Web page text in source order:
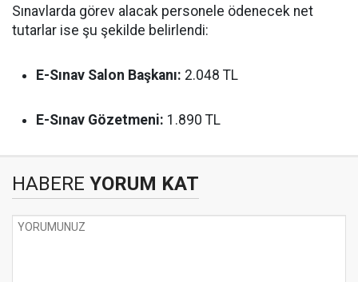
Sınavlarda görev alacak personele ödenecek net
tutarlar ise şu şekilde belirlendi:
E-Sınav Salon Başkanı: 2.048 TL
E-Sınav Gözetmeni: 1.890 TL
HABERE YORUM KAT